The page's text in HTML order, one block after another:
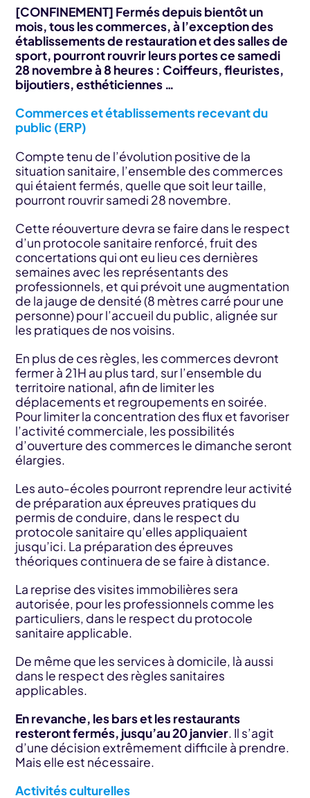
[CONFINEMENT] Fermés depuis bientôt un
mois, tous les commerces, à l’exception des
établissements de restauration et des salles de
sport, pourront rouvrir leurs portes ce samedi
28 novembre à 8 heures : Coiffeurs, fleuristes,
bijoutiers, esthéticiennes …
Commerces et établissements recevant du
public (ERP)
Compte tenu de l’évolution positive de la
situation sanitaire, l’ensemble des commerces
qui étaient fermés, quelle que soit leur taille,
pourront rouvrir samedi 28 novembre.
Cette réouverture devra se faire dans le respect
d’un protocole sanitaire renforcé, fruit des
concertations qui ont eu lieu ces dernières
semaines avec les représentants des
professionnels, et qui prévoit une augmentation
de la jauge de densité (8 mètres carré pour une
personne) pour l’accueil du public, alignée sur
les pratiques de nos voisins.
En plus de ces règles, les commerces devront
fermer à 21H au plus tard, sur l’ensemble du
territoire national, afin de limiter les
déplacements et regroupements en soirée.
Pour limiter la concentration des flux et favoriser
l’activité commerciale, les possibilités
d’ouverture des commerces le dimanche seront
élargies.
Les auto-écoles pourront reprendre leur activité
de préparation aux épreuves pratiques du
permis de conduire, dans le respect du
protocole sanitaire qu’elles appliquaient
jusqu’ici. La préparation des épreuves
théoriques continuera de se faire à distance.
La reprise des visites immobilières sera
autorisée, pour les professionnels comme les
particuliers, dans le respect du protocole
sanitaire applicable.
De même que les services à domicile, là aussi
dans le respect des règles sanitaires
applicables.
En revanche, les bars et les restaurants
resteront fermés, jusqu’au 20 janvier. Il s’agit
d’une décision extrêmement difficile à prendre.
Mais elle est nécessaire.
Activités culturelles